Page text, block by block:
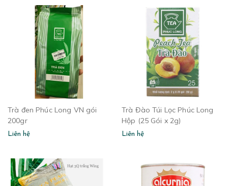
Trà đen Phúc Long VN gói
200gr
Liên hệ
Trà Đào Túi Lọc Phúc Long
Hộp (25 Gói x 2g)
Liên hệ